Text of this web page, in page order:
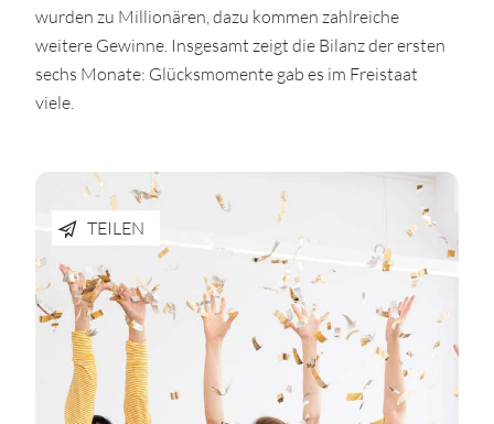
wurden zu Millionären, dazu kommen zahlreiche
weitere Gewinne. Insgesamt zeigt die Bilanz der ersten
sechs Monate: Glücksmomente gab es im Freistaat
viele.
TEILEN